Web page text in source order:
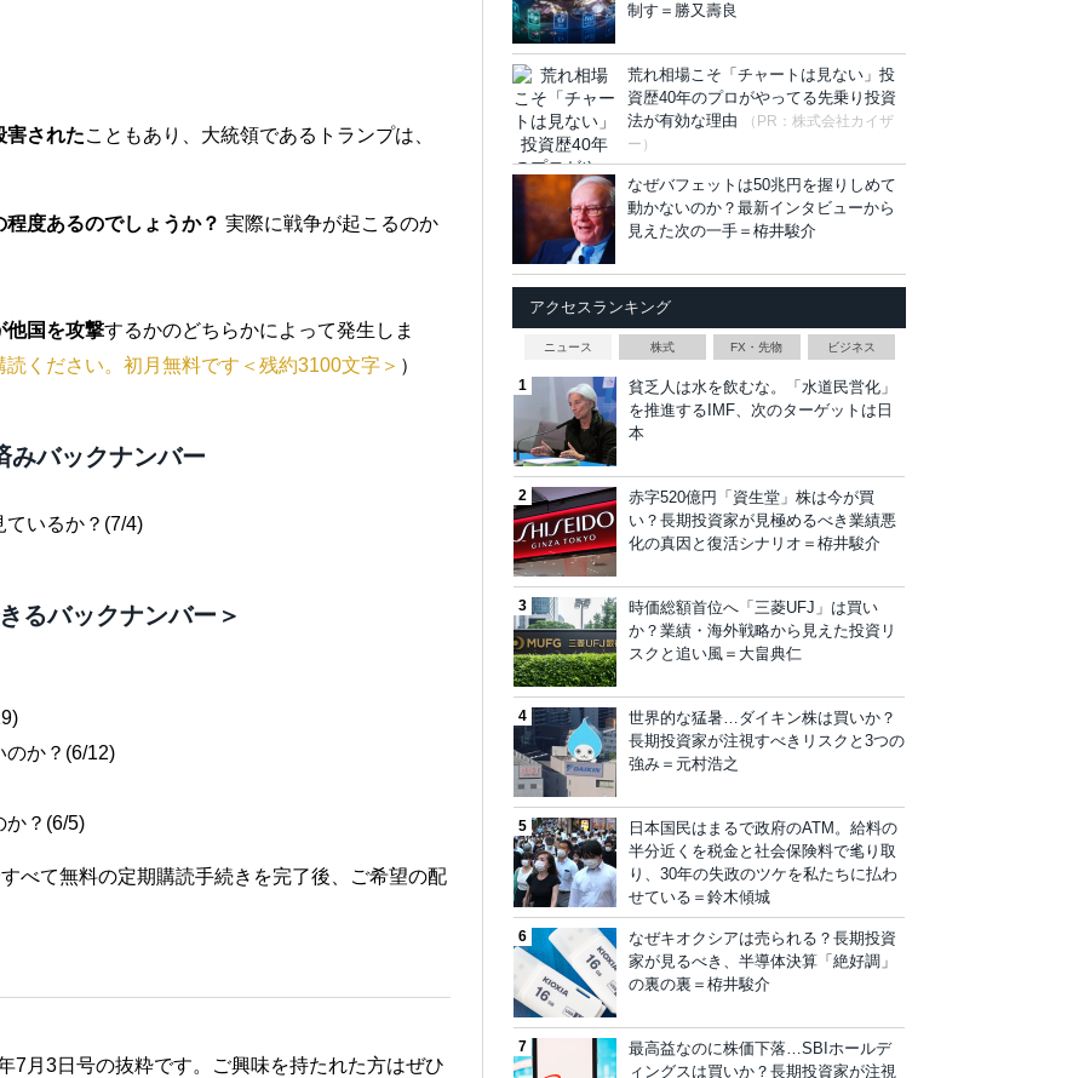
害されたこともあり、大統領であるトランプは、
度あるのでしょうか？ 実際に戦争が起こるのか
他国を攻撃するかのどちらかによって発生しま
読ください。初月無料です＜残約3100文字＞ ）
みバックナンバー
ているか？(7/4)
るバックナンバー＞
のか？(6/12)
か？(6/5)
べて無料の定期購読手続きを完了後、ご希望の配
7月3日号の抜粋です。ご興味を持たれた方はぜひ
制す＝勝又壽良
荒れ相場こそ「チャートは見ない」投
資歴40年のプロがやってる先乗り投資
法が有効な理由
（PR：株式会社カイザ
ー）
なぜバフェットは50兆円を握りしめて
動かないのか？最新インタビューから
見えた次の一手＝栫井駿介
アクセスランキング
ニュース 株式 FX・先物 ビジネス
貧乏人は水を飲むな。「水道民営化」
を推進するIMF、次のターゲットは日
本
赤字520億円「資生堂」株は今が買
い？長期投資家が見極めるべき業績悪
化の真因と復活シナリオ＝栫井駿介
時価総額首位へ「三菱UFJ」は買い
か？業績・海外戦略から見えた投資リ
スクと追い風＝大畠典仁
世界的な猛暑…ダイキン株は買いか？
長期投資家が注視すべきリスクと3つの
強み＝元村浩之
日本国民はまるで政府のATM。給料の
半分近くを税金と社会保険料で毟り取
り、30年の失政のツケを私たちに払わ
せている＝鈴木傾城
なぜキオクシアは売られる？長期投資
家が見るべき、半導体決算「絶好調」
の裏の裏＝栫井駿介
最高益なのに株価下落…SBIホールデ
ィングスは買いか？長期投資家が注視